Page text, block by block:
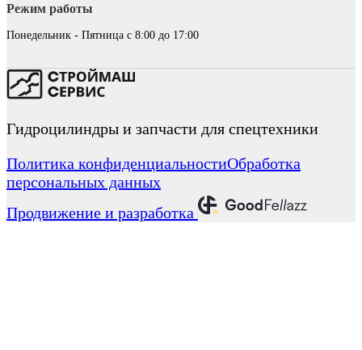
Режим работы
Понедельник - Пятница с 8:00 до 17:00
Гидроцилиндры и запчасти для спецтехники
Политика конфиденциальностиОбработка
персональных данных
Продвижение и разработка